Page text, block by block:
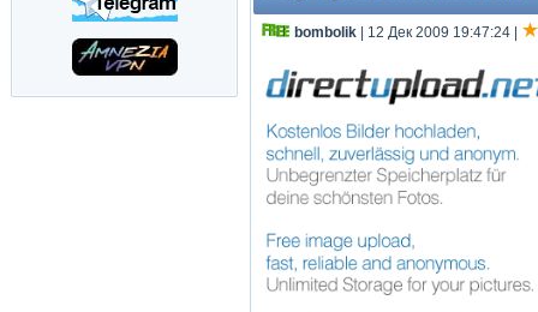
bombolik | 12 Дек 2009 19:47:24